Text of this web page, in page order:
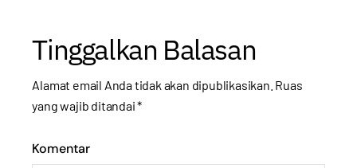
Tinggalkan Balasan
Alamat email Anda tidak akan dipublikasikan. Ruas
yang wajib ditandai*
Komentar